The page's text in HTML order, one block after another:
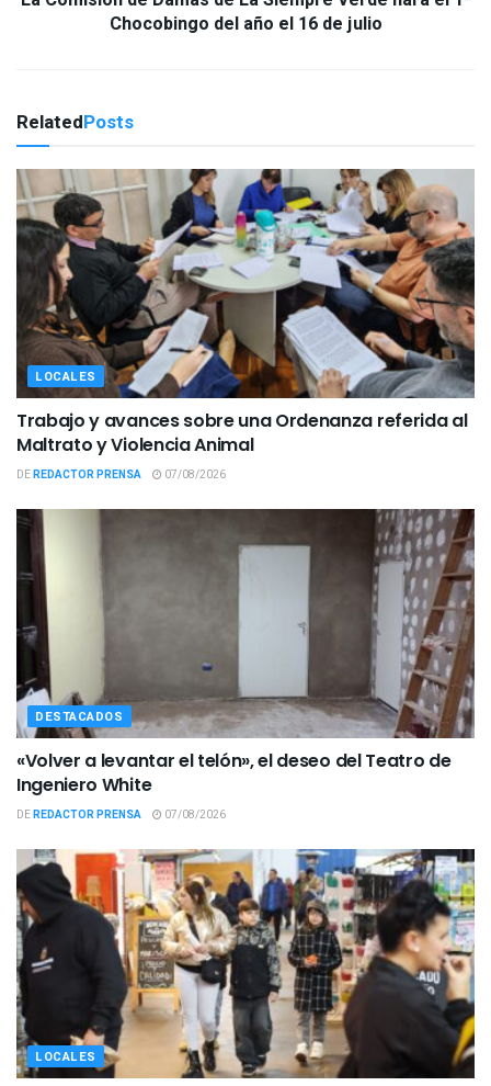
Chocobingo del año el 16 de julio
RelatedPosts
LOCALES
Trabajo y avances sobre una Ordenanza referida al
Maltrato y Violencia Animal
DEREDACTOR PRENSA 07/08/2026
DESTACADOS
«Volver a levantar el telón», el deseo del Teatro de
Ingeniero White
DEREDACTOR PRENSA 07/08/2026
LOCALES